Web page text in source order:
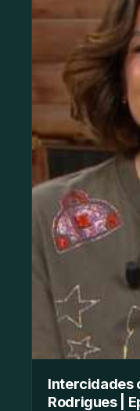
Intercidades
Rodrigues |